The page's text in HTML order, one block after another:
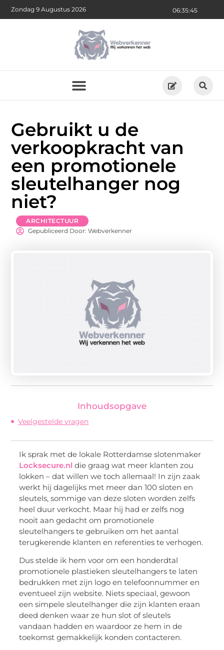
06:35:47
Zondag 9 Augustus 2026
Gebruikt u de
verkoopkracht van
een promotionele
sleutelhanger nog
niet?
ARCHITECTUUR
Gepubliceerd Door: Webverkenner
Inhoudsopgave
Veelgestelde vragen
Ik sprak met de lokale Rotterdamse slotenmaker
Locksecure.nl die graag wat meer klanten zou
lokken – dat willen we toch allemaal! In zijn zaak
werkt hij dagelijks met meer dan 100 sloten en
sleutels, sommige van deze sloten worden zelfs
heel duur verkocht. Maar hij had er zelfs nog
nooit aan gedacht om promotionele
sleutelhangers te gebruiken om het aantal
terugkerende klanten en referenties te verhogen.
Dus stelde ik hem voor om een honderdtal
promotionele plastieken sleutelhangers te laten
bedrukken met zijn logo en telefoonnummer en
eventueel zijn website. Niets speciaal, gewoon
een simpele sleutelhanger die zijn klanten eraan
deed denken waar ze hun slot of sleutels
vandaan hadden en waardoor ze hem in de
toekomst gemakkelijk konden contacteren.